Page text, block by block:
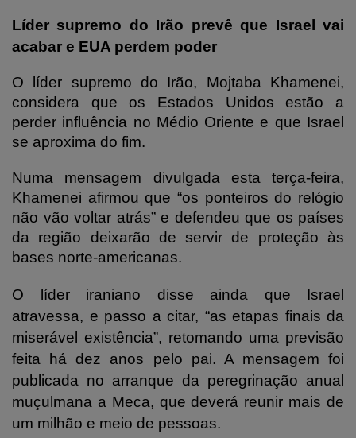
Líder supremo do Irão prevê que Israel vai
acabar e EUA perdem poder
O líder supremo do Irão, Mojtaba Khamenei,
considera que os Estados Unidos estão a
perder influência no Médio Oriente e que Israel
se aproxima do fim.
Numa mensagem divulgada esta terça-feira,
Khamenei afirmou que “os ponteiros do relógio
não vão voltar atrás” e defendeu que os países
da região deixarão de servir de proteção às
bases norte-americanas.
O líder iraniano disse ainda que Israel
atravessa, e passo a citar, “as etapas finais da
miserável existência”, retomando uma previsão
feita há dez anos pelo pai. A mensagem foi
publicada no arranque da peregrinação anual
muçulmana a Meca, que deverá reunir mais de
um milhão e meio de pessoas.